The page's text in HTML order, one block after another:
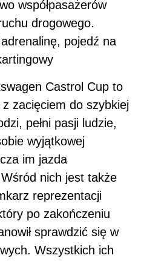
współpasażerów
drogowego.
pojedź na
Castrol Cup to
zacięciem do szybkiej
pełni pasji ludzie,
wyjątkowej
im jazda
nich jest także
reprezentacji
po zakończeniu
sprawdzić się w
Wszystkich ich